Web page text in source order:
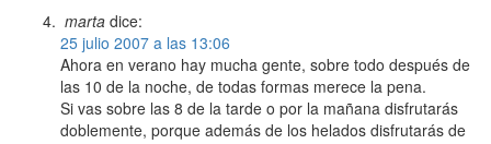
marta dice:
25 julio 2007 a las 13:06
Ahora en verano hay mucha gente, sobre todo después de
las 10 de la noche, de todas formas merece la pena.
Si vas sobre las 8 de la tarde o por la mañana disfrutarás
doblemente, porque además de los helados disfrutarás de